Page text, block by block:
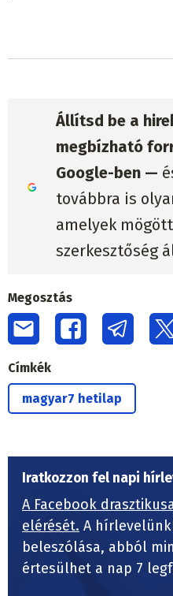
Állítsd be a
megbízható
Google-ben —
továbbra is
amelyek
szerkesztőség
Megosztás
Címkék
magyar7 hetilap
Iratkozzon fel napi
A Facebook
elérését. A
beleszólása, abból
értesülhet a nap 7